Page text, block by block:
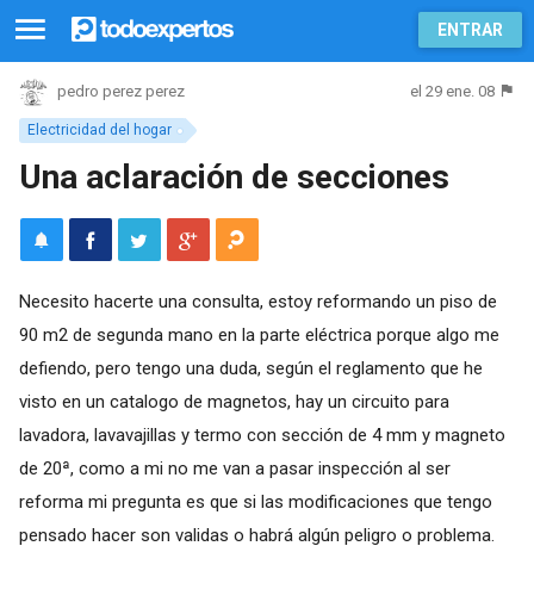
ENTRAR
Electricidad del hogar
pedro perez perez el 29 ene. 08
Una aclaración de secciones
Necesito hacerte una consulta, estoy reformando un piso de
90 m2 de segunda mano en la parte eléctrica porque algo me
defiendo, pero tengo una duda, según el reglamento que he
visto en un catalogo de magnetos, hay un circuito para
lavadora, lavavajillas y termo con sección de 4 mm y magneto
de 20ª, como a mi no me van a pasar inspección al ser
reforma mi pregunta es que si las modificaciones que tengo
pensado hacer son validas o habrá algún peligro o problema.